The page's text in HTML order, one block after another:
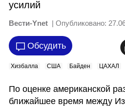
усилий
Вести-Ynet | Опубликовано:
Обсудить
Хизбалла США Байден ЦАХАЛ
По оценке американской
ближайшее время между